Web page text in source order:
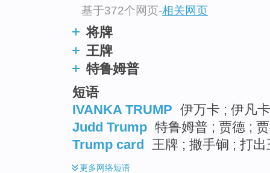
基于372个网页-相关网页
将牌
王牌
特鲁姆普
短语
IVANKA TRUMP 伊万卡 ; 伊凡卡
Judd Trump 特鲁姆普 ; 贾德 ;
Trump card 王牌 ; 撒手锏 ; 打出
更多网络短语